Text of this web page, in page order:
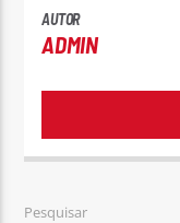
AUTOR
ADMIN
Pesquisar